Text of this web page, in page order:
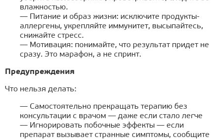
влажностью.
— Питание и образ жизни: исключите продукты-
аллергены, укрепляйте иммунитет, высыпайтесь,
снижайте стресс.
— Мотивация: понимайте, что результат придет не
сразу. Это марафон, а не спринт.
Предупреждения
Что нельзя делать:
— Самостоятельно прекращать терапию без
консультации с врачом — даже если стало легче
— Игнорировать побочные эффекты — если
препарат вызывает странные симптомы, сообщите